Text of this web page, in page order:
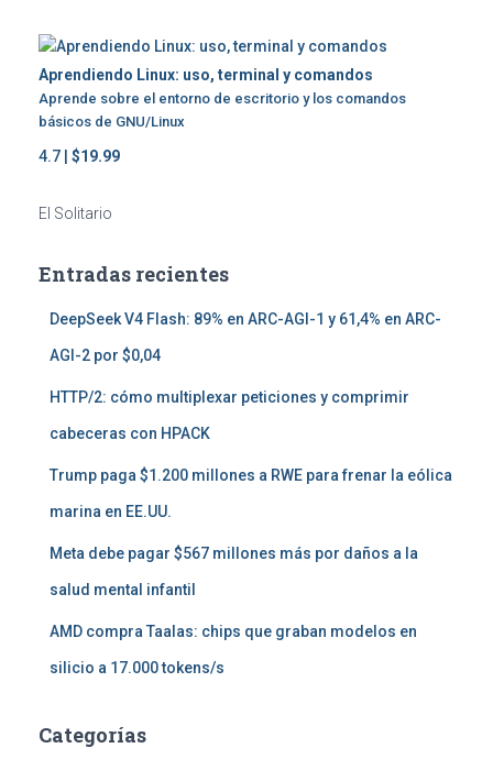
Aprendiendo Linux: uso, terminal y comandos
Aprende sobre el entorno de escritorio y los comandos
básicos de GNU/Linux
4.7 | $19.99
El Solitario
Entradas recientes
DeepSeek V4 Flash: 89% en ARC-AGI-1 y 61,4% en ARC-
AGI-2 por $0,04
HTTP/2: cómo multiplexar peticiones y comprimir
cabeceras con HPACK
Trump paga $1.200 millones a RWE para frenar la eólica
marina en EE.UU.
Meta debe pagar $567 millones más por daños a la
salud mental infantil
AMD compra Taalas: chips que graban modelos en
silicio a 17.000 tokens/s
Categorías